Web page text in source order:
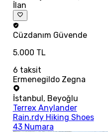
İlan
Cüzdanım Güvende
5.000 TL
6 taksit
Ermenegildo Zegna
İstanbul, Beyoğlu
Terrex Anylander
Rain.rdy Hiking Shoes
43 Numara